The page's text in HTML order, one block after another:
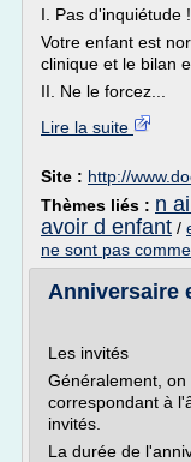
I. Pas d'inquiétude !
Votre enfant est
clinique et le bilan
II. Ne le forcez...
Lire la suite
Site : http://
Thèmes liés : n
avoir d enfant /
ne sont pas
Anniversaire
Les invités
Généralement,
correspondant à
invités.
La durée de